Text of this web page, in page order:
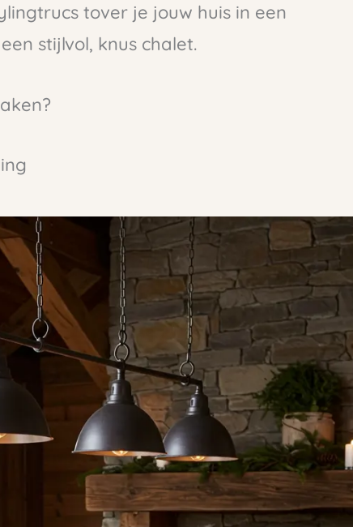
tover je jouw huis in een
stijlvol, knus chalet.